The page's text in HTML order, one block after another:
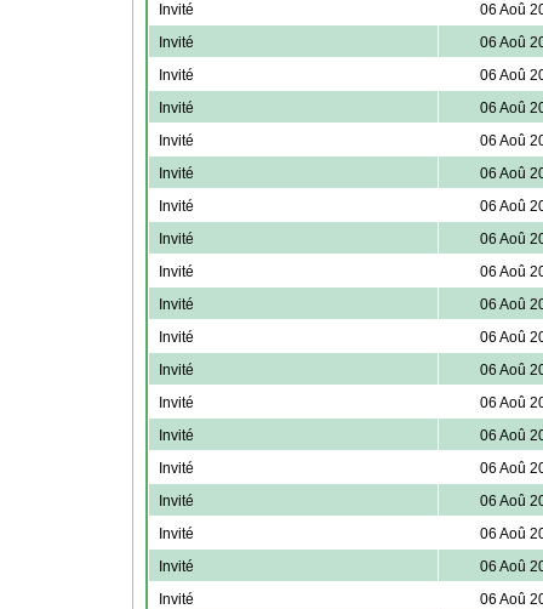
Invité
06 Aoû
Invité
06 Aoû
Invité
06 Aoû
Invité
06 Aoû
Invité
06 Aoû
Invité
06 Aoû
Invité
06 Aoû
Invité
06 Aoû
Invité
06 Aoû
Invité
06 Aoû
Invité
06 Aoû
Invité
06 Aoû
Invité
06 Aoû
Invité
06 Aoû
Invité
06 Aoû
Invité
06 Aoû
Invité
06 Aoû
Invité
06 Aoû
Invité
06 Aoû